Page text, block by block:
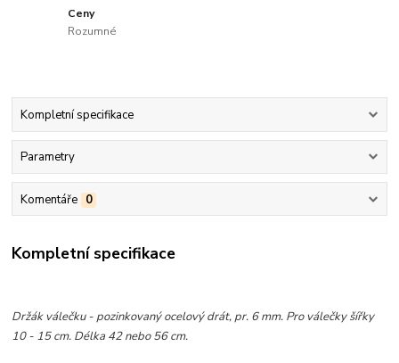
Ceny
Rozumné
Kompletní specifikace
Parametry
Komentáře 0
Kompletní specifikace
Držák válečku - pozinkovaný ocelový drát, pr. 6 mm. Pro válečky šířky
10 - 15 cm. Délka 42 nebo 56 cm.